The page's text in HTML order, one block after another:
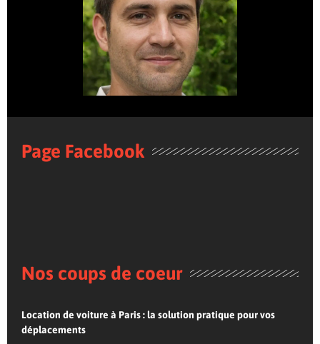
Page Facebook
Nos coups de coeur
Location de voiture à Paris : la solution pratique pour vos
déplacements